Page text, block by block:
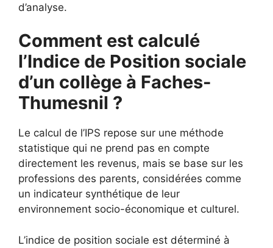
d’analyse.
Comment est calculé
l’Indice de Position sociale
d’un collège à Faches-
Thumesnil ?
Le calcul de l’IPS repose sur une méthode
statistique qui ne prend pas en compte
directement les revenus, mais se base sur les
professions des parents, considérées comme
un indicateur synthétique de leur
environnement socio-économique et culturel.
L’indice de position sociale est déterminé à